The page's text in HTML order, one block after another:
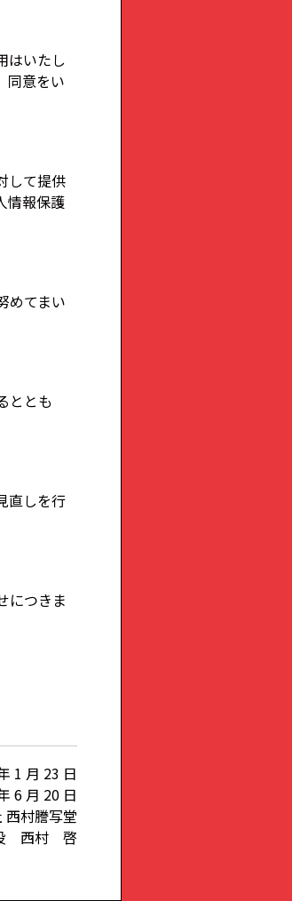
はいたし
同意をい
して提供
情報保護
めてまい
ととも
直しを行
につきま
1 月 23 日
6 月 20 日
西村謄写堂
西村 啓